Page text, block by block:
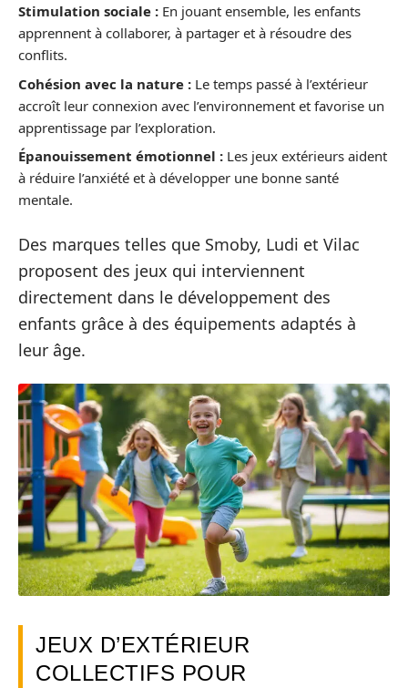
Stimulation sociale : En jouant ensemble, les enfants
apprennent à collaborer, à partager et à résoudre des
conflits.
Cohésion avec la nature : Le temps passé à l’extérieur
accroît leur connexion avec l’environnement et favorise un
apprentissage par l’exploration.
Épanouissement émotionnel : Les jeux extérieurs aident
à réduire l’anxiété et à développer une bonne santé
mentale.
Des marques telles que Smoby, Ludi et Vilac
proposent des jeux qui interviennent
directement dans le développement des
enfants grâce à des équipements adaptés à
leur âge.
JEUX D’EXTÉRIEUR
COLLECTIFS POUR